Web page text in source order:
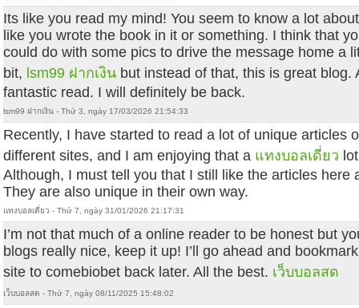
Its like you read my mind! You seem to know a lot
like you wrote the book in it or something. I think that
could do with some pics to drive the message home a
bit, lsm99 ฝากเงิน but instead of that, this is great blog.
fantastic read. I will definitely be back.
lsm99 ฝากเงิน - Thứ 3, ngày 17/03/2026 21:54:33
Recently, I have started to read a lot of unique articles
different sites, and I am enjoying that a แทงบอลเดี่ยว
Although, I must tell you that I still like the articles here
They are also unique in their own way.
แทงบอลเดี่ยว - Thứ 7, ngày 31/01/2026 21:17:31
I’m not that much of a online reader to be honest but
blogs really nice, keep it up! I’ll go ahead and
site to comebiobet back later. All the best. เว็บบอลสด
เว็บบอลสด - Thứ 7, ngày 08/11/2025 15:48:02